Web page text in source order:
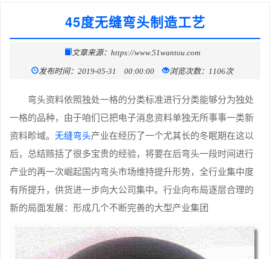
45度无缝弯头制造工艺
文章来源：https://www.51wantou.com
发布时间：2019-05-31 00:00:00 浏览次数：1106次
弯头资料依照独处一格的分类标准进行分类能够分为独处
一格的品种，由于咱们已把电子消息资料单独无所事事一类新
资料畛域。 无缝弯头产业在经历了一个尤其长的冬眠期在这以
后，总结赅括了很多宝贵的经验，将要在后弯头一段时间进行
产业的再一次崛起国内弯头市场维持提升形势，全行业集中度
有所提升，供货进一步向大公司集中。行业向布局逐层合理的
新的局面发展：形成几个不断完善的大型产业集团